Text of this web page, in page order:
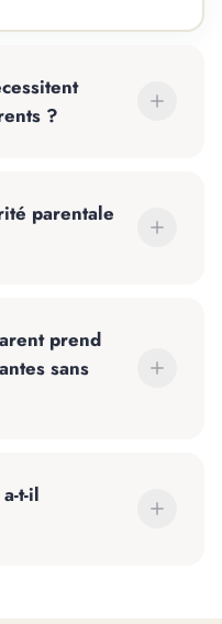
?
parentale
prend
sans
t-il